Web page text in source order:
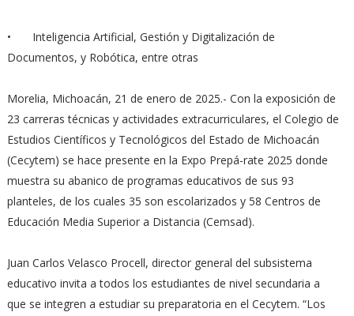
•
Inteligencia Artificial, Gestión y Digitalización de
Documentos, y Robótica, entre otras
Morelia, Michoacán, 21 de enero de 2025.- Con la exposición de
23 carreras técnicas y actividades extracurriculares, el Colegio de
Estudios Científicos y Tecnológicos del Estado de Michoacán
(Cecytem) se hace presente en la Expo Prepá-rate 2025 donde
muestra su abanico de programas educativos de sus 93
planteles, de los cuales 35 son escolarizados y 58 Centros de
Educación Media Superior a Distancia (Cemsad).
Juan Carlos Velasco Procell, director general del subsistema
educativo invita a todos los estudiantes de nivel secundaria a
que se integren a estudiar su preparatoria en el Cecytem. “Los